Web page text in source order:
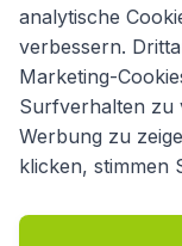
Richtlinien
analytische
verbessern.
Marketing-
Surfverhalten zu
Werbung zu
klicken, stimmen